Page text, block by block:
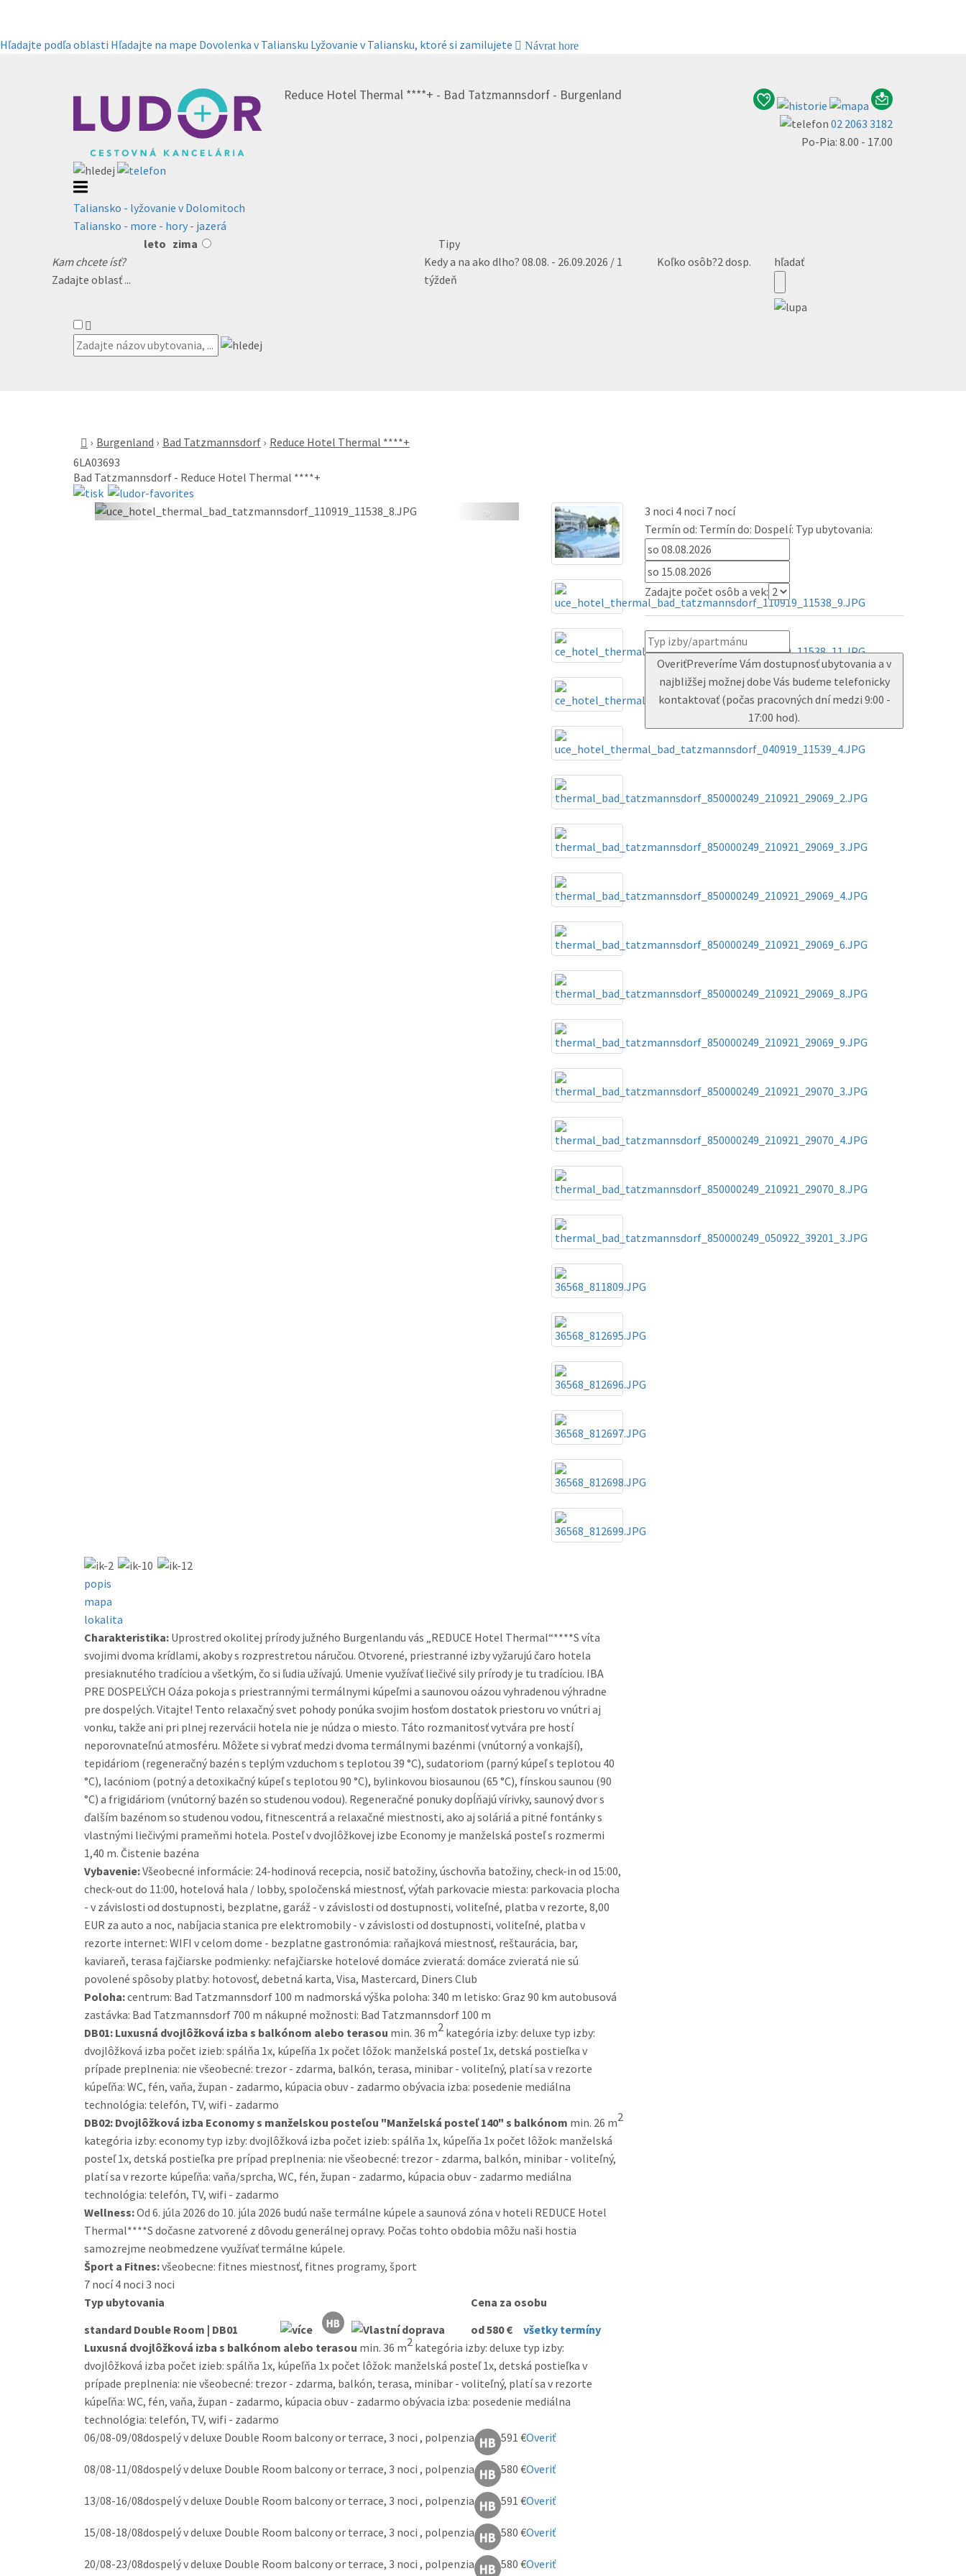
Hľadajte podľa oblasti Hľadajte na mape Dovolenka v Taliansku Lyžovanie v Taliansku, ktoré si zamilujete Návrat hore
Reduce Hotel Thermal ****+ - Bad Tatzmannsdorf - Burgenland
02 2063 3182
Po-Pia: 8.00 - 17.00
Taliansko - lyžovanie v Dolomitoch
Taliansko - more - hory - jazerá
leto zima
Tipy
Kam chcete ísť?
Zadajte oblasť ...
Kedy a na ako dlho? 08.08. - 26.09.2026 / 1
týždeň
Koľko osôb?2 dosp. hľadať
Burgenland Bad Tatzmannsdorf
Reduce Hotel Thermal ****+
6LA03693
Bad Tatzmannsdorf - Reduce Hotel Thermal ****+
« »
popis
mapa
lokalita
Charakteristika: Uprostred okolitej prírody južného Burgenlandu vás „REDUCE Hotel Thermal“****S víta
svojimi dvoma krídlami, akoby s rozprestretou náručou. Otvorené, priestranné izby vyžarujú čaro hotela
presiaknutého tradíciou a všetkým, čo si ľudia užívajú. Umenie využívať liečivé sily prírody je tu tradíciou. IBA
PRE DOSPELÝCH Oáza pokoja s priestrannými termálnymi kúpeľmi a saunovou oázou vyhradenou výhradne
pre dospelých. Vitajte! Tento relaxačný svet pohody ponúka svojim hosťom dostatok priestoru vo vnútri aj
vonku, takže ani pri plnej rezervácii hotela nie je núdza o miesto. Táto rozmanitosť vytvára pre hostí
neporovnateľnú atmosféru. Môžete si vybrať medzi dvoma termálnymi bazénmi (vnútorný a vonkajší),
tepidáriom (regeneračný bazén s teplým vzduchom s teplotou 39 °C), sudatoriom (parný kúpeľ s teplotou 40
°C), lacóniom (potný a detoxikačný kúpeľ s teplotou 90 °C), bylinkovou biosaunou (65 °C), fínskou saunou (90
°C) a frigidáriom (vnútorný bazén so studenou vodou). Regeneračné ponuky dopĺňajú vírivky, saunový dvor s
ďalším bazénom so studenou vodou, fitnescentrá a relaxačné miestnosti, ako aj soláriá a pitné fontánky s
vlastnými liečivými prameňmi hotela. Posteľ v dvojlôžkovej izbe Economy je manželská posteľ s rozmermi
1,40 m. Čistenie bazéna
Vybavenie:Všeobecné informácie: 24-hodinová recepcia, nosič batožiny, úschovňa batožiny, check-in od 15:00,
check-out do 11:00, hotelová hala / lobby, spoločenská miestnosť, výťah parkovacie miesta: parkovacia plocha
- v závislosti od dostupnosti, bezplatne, garáž - v závislosti od dostupnosti, voliteľné, platba v rezorte, 8,00
EUR za auto a noc, nabíjacia stanica pre elektromobily - v závislosti od dostupnosti, voliteľné, platba v
rezorte internet: WIFI v celom dome - bezplatne gastronómia: raňajková miestnosť, reštaurácia, bar,
kaviareň, terasa fajčiarske podmienky: nefajčiarske hotelové domáce zvieratá: domáce zvieratá nie sú
povolené spôsoby platby: hotovosť, debetná karta, Visa, Mastercard, Diners Club
Poloha:centrum: Bad Tatzmannsdorf 100 m nadmorská výška poloha: 340 m letisko: Graz 90 km autobusová
zastávka: Bad Tatzmannsdorf 700 m nákupné možnosti: Bad Tatzmannsdorf 100 m
DB01: Luxusná dvojlôžková izba s balkónom alebo terasou min. 36 m2 kategória izby: deluxe typ izby:
dvojlôžková izba počet izieb: spálňa 1x, kúpeľňa 1x počet lôžok: manželská posteľ 1x, detská postieľka v
prípade preplnenia: nie všeobecné: trezor - zdarma, balkón, terasa, minibar - voliteľný, platí sa v rezorte
kúpeľňa: WC, fén, vaňa, župan - zadarmo, kúpacia obuv - zadarmo obývacia izba: posedenie mediálna
technológia: telefón, TV, wifi - zadarmo
DB02: Dvojlôžková izba Economy s manželskou posteľou "Manželská posteľ 140" s balkónom min. 26 m2
kategória izby: economy typ izby: dvojlôžková izba počet izieb: spálňa 1x, kúpeľňa 1x počet lôžok: manželská
posteľ 1x, detská postieľka pre prípad preplnenia: nie všeobecné: trezor - zdarma, balkón, minibar - voliteľný,
platí sa v rezorte kúpeľňa: vaňa/sprcha, WC, fén, župan - zadarmo, kúpacia obuv - zadarmo mediálna
technológia: telefón, TV, wifi - zadarmo
Wellness:Od 6. júla 2026 do 10. júla 2026 budú naše termálne kúpele a saunová zóna v hoteli REDUCE Hotel
Thermal****S dočasne zatvorené z dôvodu generálnej opravy. Počas tohto obdobia môžu naši hostia
samozrejme neobmedzene využívať termálne kúpele.
Šport a Fitnes:všeobecne: fitnes miestnosť, fitnes programy, šport
7 nocí4 noci 3 noci
Typ ubytovania
Cena za osobu
standard Double Room | DB01
od 580 €
všetky termíny
Luxusná dvojlôžková izba s balkónom alebo terasou min. 36 m2 kategória izby: deluxe typ izby:
dvojlôžková izba počet izieb: spálňa 1x, kúpeľňa 1x počet lôžok: manželská posteľ 1x, detská postieľka v
prípade preplnenia: nie všeobecné: trezor - zdarma, balkón, terasa, minibar - voliteľný, platí sa v rezorte
kúpeľňa: WC, fén, vaňa, župan - zadarmo, kúpacia obuv - zadarmo obývacia izba: posedenie mediálna
technológia: telefón, TV, wifi - zadarmo
06/08-09/08dospelý v deluxe Double Room balcony or terrace, 3 noci , polpenzia 591 €Overiť
08/08-11/08dospelý v deluxe Double Room balcony or terrace, 3 noci , polpenzia 580 €Overiť
13/08-16/08dospelý v deluxe Double Room balcony or terrace, 3 noci , polpenzia 591 €Overiť
15/08-18/08dospelý v deluxe Double Room balcony or terrace, 3 noci , polpenzia 580 €Overiť
20/08-23/08dospelý v deluxe Double Room balcony or terrace, 3 noci , polpenzia 580 €Overiť
3 noci 4 noci 7 nocí
Termín od: Termín do: Dospelí: Typ ubytovania:
Zadajte počet osôb a vek:
OveriťPreveríme Vám dostupnosť ubytovania a v
najbližšej možnej dobe Vás budeme telefonicky
kontaktovať (počas pracovných dní medzi 9:00 -
17:00 hod).